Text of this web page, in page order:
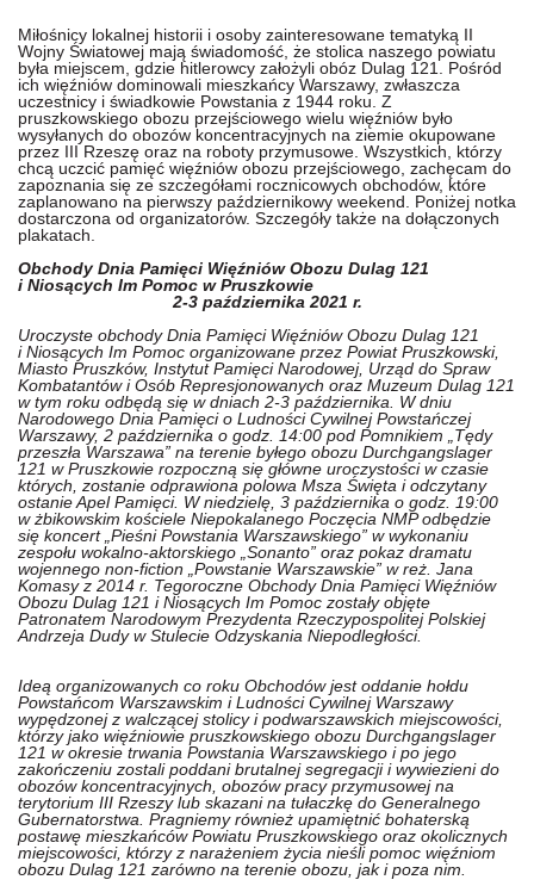
Miłośnicy lokalnej historii i osoby zainteresowane tematyką II
Wojny Światowej mają świadomość, że stolica naszego powiatu
była miejscem, gdzie hitlerowcy założyli obóz Dulag 121. Pośród
ich więźniów dominowali mieszkańcy Warszawy, zwłaszcza
uczestnicy i świadkowie Powstania z 1944 roku. Z
pruszkowskiego obozu przejściowego wielu więźniów było
wysyłanych do obozów koncentracyjnych na ziemie okupowane
przez III Rzeszę oraz na roboty przymusowe. Wszystkich, którzy
chcą uczcić pamięć więźniów obozu przejściowego, zachęcam do
zapoznania się ze szczegółami rocznicowych obchodów, które
zaplanowano na pierwszy październikowy weekend. Poniżej notka
dostarczona od organizatorów. Szczegóły także na dołączonych
plakatach.
Obchody Dnia Pamięci Więźniów Obozu Dulag 121
i Niosących Im Pomoc w Pruszkowie
2-3 października 2021 r.
Uroczyste obchody Dnia Pamięci Więźniów Obozu Dulag 121
i Niosących Im Pomoc organizowane przez Powiat Pruszkowski,
Miasto Pruszków, Instytut Pamięci Narodowej, Urząd do Spraw
Kombatantów i Osób Represjonowanych oraz Muzeum Dulag 121
w tym roku odbędą się w dniach 2-3 października. W dniu
Narodowego Dnia Pamięci o Ludności Cywilnej Powstańczej
Warszawy, 2 października o godz. 14:00 pod Pomnikiem „Tędy
przeszła Warszawa” na terenie byłego obozu Durchgangslager
121 w Pruszkowie rozpoczną się główne uroczystości w czasie
których, zostanie odprawiona polowa Msza Święta i odczytany
ostanie Apel Pamięci. W niedzielę, 3 października o godz. 19:00
w żbikowskim kościele Niepokalanego Poczęcia NMP odbędzie
się koncert „Pieśni Powstania Warszawskiego” w wykonaniu
zespołu wokalno-aktorskiego „Sonanto” oraz pokaz dramatu
wojennego non-fiction „Powstanie Warszawskie” w reż. Jana
Komasy z 2014 r. Tegoroczne Obchody Dnia Pamięci Więźniów
Obozu Dulag 121 i Niosących Im Pomoc zostały objęte
Patronatem Narodowym Prezydenta Rzeczypospolitej Polskiej
Andrzeja Dudy w Stulecie Odzyskania Niepodległości.
Ideą organizowanych co roku Obchodów jest oddanie hołdu
Powstańcom Warszawskim i Ludności Cywilnej Warszawy
wypędzonej z walczącej stolicy i podwarszawskich miejscowości,
którzy jako więźniowie pruszkowskiego obozu Durchgangslager
121 w okresie trwania Powstania Warszawskiego i po jego
zakończeniu zostali poddani brutalnej segregacji i wywiezieni do
obozów koncentracyjnych, obozów pracy przymusowej na
terytorium III Rzeszy lub skazani na tułaczkę do Generalnego
Gubernatorstwa. Pragniemy również upamiętnić bohaterską
postawę mieszkańców Powiatu Pruszkowskiego oraz okolicznych
miejscowości, którzy z narażeniem życia nieśli pomoc więźniom
obozu Dulag 121 zarówno na terenie obozu, jak i poza nim.